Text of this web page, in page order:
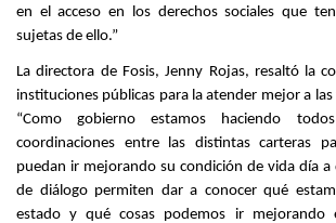
en el acceso en los derechos sociales que
sujetas de ello.”
La directora de Fosis, Jenny Rojas, resaltó la
instituciones públicas para la atender mejor a
“Como gobierno estamos haciendo
coordinaciones entre las distintas carteras
puedan ir mejorando su condición de vida día a
de diálogo permiten dar a conocer qué
estado y qué cosas podemos ir mejorando